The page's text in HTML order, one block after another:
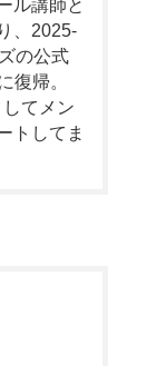
ル講師と
、2025-
の公式
復帰。
てメン
トしてま